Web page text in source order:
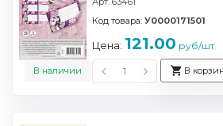
В наличии
Код товара: У0000171501
Цена: 121.00 руб/шт
В